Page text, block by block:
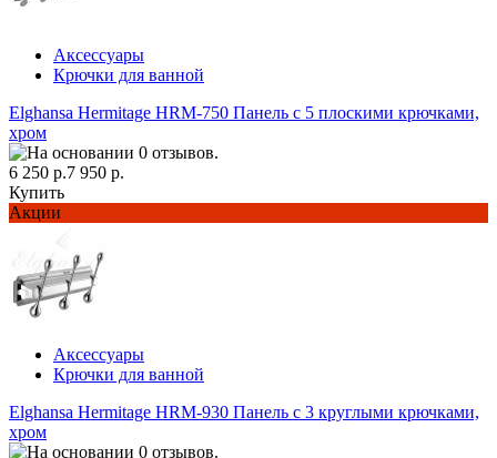
Аксессуары
Крючки для ванной
Elghansa Hermitage HRM-750 Панель с 5 плоскими крючками,
хром
6 250 р.7 950 р.
Купить
Акции
Аксессуары
Крючки для ванной
Elghansa Hermitage HRM-930 Панель с 3 круглыми крючками,
хром